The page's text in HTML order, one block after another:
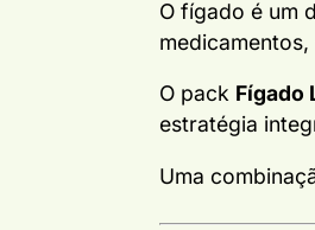
O fígado é um
O pack Fígado
estratégia
Uma